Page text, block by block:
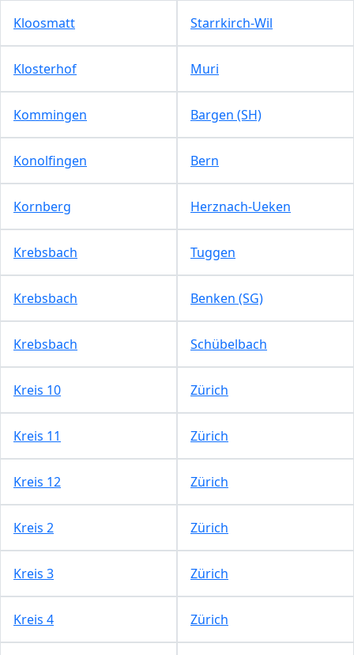
Kloosmatt Starrkirch-Wil
Klosterhof Muri
Kommingen Bargen (SH)
Konolfingen Bern
Kornberg Herznach-Ueken
Krebsbach Tuggen
Krebsbach Benken (SG)
Krebsbach Schübelbach
Kreis 10 Zürich
Kreis 11 Zürich
Kreis 12 Zürich
Kreis 2 Zürich
Kreis 3 Zürich
Kreis 4 Zürich